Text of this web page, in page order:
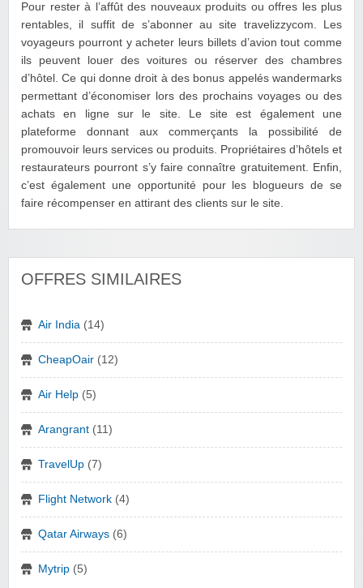
Pour rester à l’affût des nouveaux produits ou offres les plus
rentables, il suffit de s’abonner au site travelizzycom. Les
voyageurs pourront y acheter leurs billets d’avion tout comme
ils peuvent louer des voitures ou réserver des chambres
d’hôtel. Ce qui donne droit à des bonus appelés wandermarks
permettant d’économiser lors des prochains voyages ou des
achats en ligne sur le site. Le site est également une
plateforme donnant aux commerçants la possibilité de
promouvoir leurs services ou produits. Propriétaires d’hôtels et
restaurateurs pourront s’y faire connaître gratuitement. Enfin,
c’est également une opportunité pour les blogueurs de se
faire récompenser en attirant des clients sur le site.
OFFRES SIMILAIRES
Air India (14)
CheapOair (12)
Air Help (5)
Arangrant (11)
TravelUp (7)
Flight Network (4)
Qatar Airways (6)
Mytrip (5)